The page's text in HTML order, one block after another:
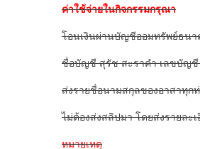
ค่าใช้จ่ายในกิจกรรมกรุณา
โอนเงินผ่านบัญชีออมทรัพย์ธน
ชื่อบัญชี สุรัช สะราคำ เลขบัญ
ส่งรายชื่อนามสกุลของอาสาทุก
ไม่ต้องส่งสลิปมา โดยส่งรายล
หมายเหตุ